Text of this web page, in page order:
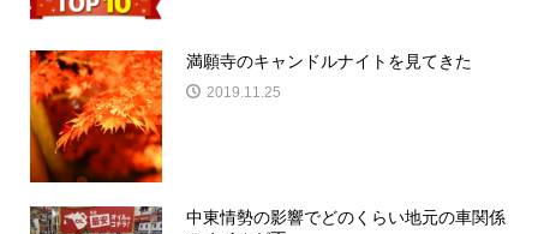
満願寺のキャンドルナイトを見てきた
2019.11.25
中東情勢の影響でどのくらい地元の車関係